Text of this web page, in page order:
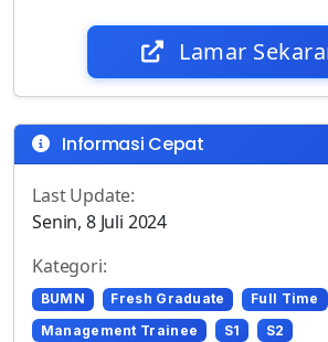
Lamar
Informasi Cepat
Last Update:
Senin, 8 Juli 2024
Kategori:
BUMN Fresh Graduate
Full Time
Management Trainee
S1
S2